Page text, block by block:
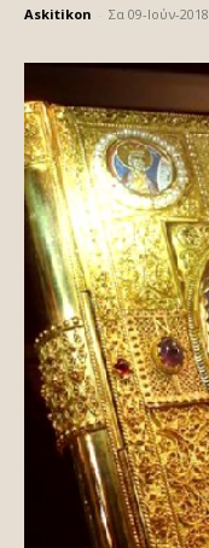
Askitikon Σα 09-Ιούν-2018